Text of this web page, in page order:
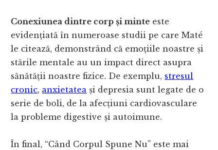
Conexiunea dintre corp și minte este
evidențiată în numeroase studii pe care Maté
le citează, demonstrând că emoțiile noastre și
stările mentale au un impact direct asupra
sănătății noastre fizice. De exemplu, stresul
cronic, anxietatea și depresia sunt legate de o
serie de boli, de la afecțiuni cardiovasculare
la probleme digestive și autoimune.
În final, “Când Corpul Spune Nu” este mai